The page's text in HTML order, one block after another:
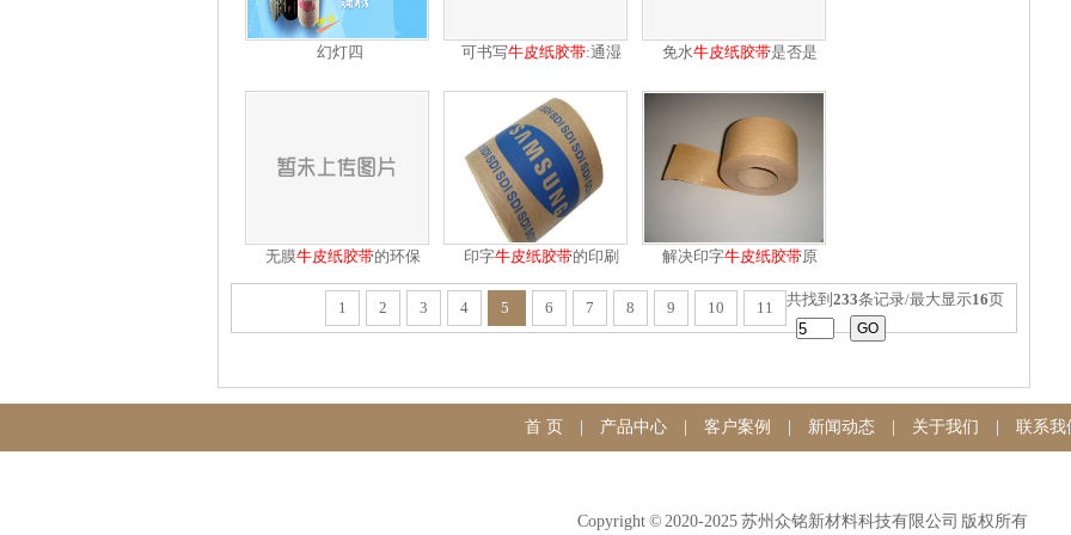
幻灯四 可书写牛皮纸胶带:通湿
免水牛皮纸胶带是否是
无膜牛皮纸胶带的环保
纸
印字牛皮纸胶带的印刷
技
解决印字牛皮纸胶带原
纸
共找到 233条记录/最大显示16页
1 2 3 4 5 6 7 8 9 10 11
首 页 产品中心| 客户案例 新闻动态| 关于我们 联系我
Copyright © 2020-2025 苏州众铭新材料科技有限公司 版权所有